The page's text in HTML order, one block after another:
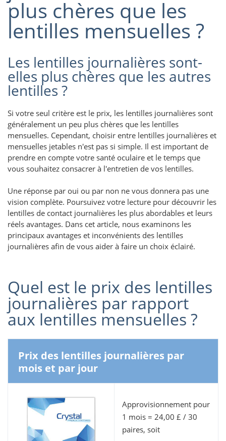
plus chères que les
lentilles mensuelles ?
Les lentilles journalières sont-
elles plus chères que les autres
lentilles ?
Si votre seul critère est le prix, les lentilles journalières sont
généralement un peu plus chères que les lentilles
mensuelles. Cependant, choisir entre lentilles journalières et
mensuelles jetables n'est pas si simple. Il est important de
prendre en compte votre santé oculaire et le temps que
vous souhaitez consacrer à l'entretien de vos lentilles.
Une réponse par oui ou par non ne vous donnera pas une
vision complète. Poursuivez votre lecture pour découvrir les
lentilles de contact journalières les plus abordables et leurs
réels avantages. Dans cet article, nous examinons les
principaux avantages et inconvénients des lentilles
journalières afin de vous aider à faire un choix éclairé.
Quel est le prix des lentilles
journalières par rapport
aux lentilles mensuelles ?
Prix ​​des lentilles journalières par
mois et par jour
Approvisionnement pour
1 mois = 24,00 £ / 30
paires, soit